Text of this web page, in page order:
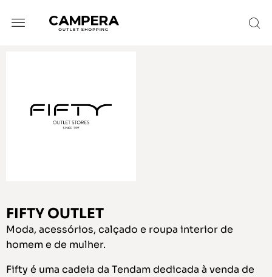
FIFTY OUTLET
Moda, acessórios, calçado e roupa interior de
homem e de mulher.
Fifty é uma cadeia da Tendam dedicada à venda de